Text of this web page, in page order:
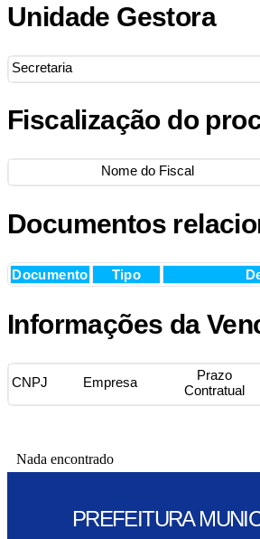
Unidade Gestora
Secretaria
Fiscalização do
Nome do Fiscal
Documentos
Documento Tipo
Informações da
CNPJ Empresa
Prazo
Contratual
Nada encontrado
PREFEITURA